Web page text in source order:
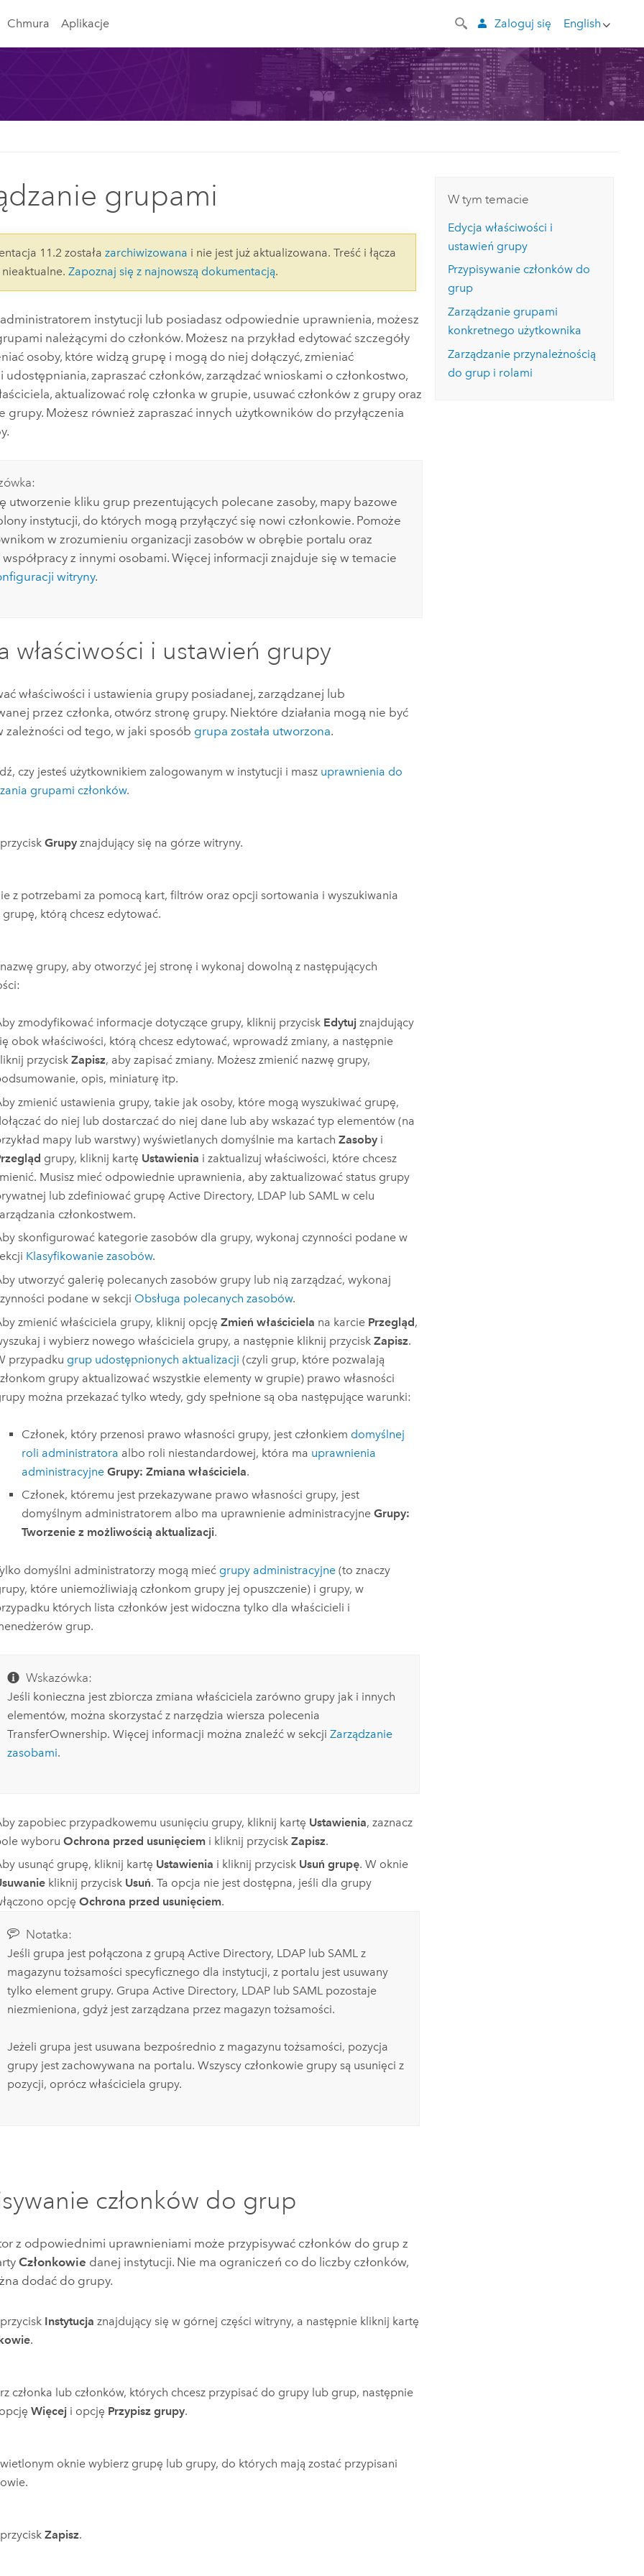
Chmura Aplikacje English
Zaloguj się
grupami
11.2 zostałazarchiwizowana i nie jest już aktualizowana. Treść i łącza
nieaktualne.Zapoznaj się z najnowszą dokumentacją.
instytucji lub posiadasz odpowiednie uprawnienia, możesz
należącymi do członków. Możesz na przykład edytować szczegóły
osoby, które widzą grupę i mogą do niej dołączyć, zmieniać
udostępniania, zapraszać członków, zarządzać wnioskami o członkostwo,
aktualizować rolę członka w grupie, usuwać członków z grupy oraz
grupy. Możesz również zapraszać innych użytkowników do przyłączenia
utworzenie kliku grup prezentujących polecane zasoby, mapy bazowe
instytucji, do których mogą przyłączyć się nowi członkowie. Pomoże
w zrozumieniu organizacji zasobów w obrębie portalu oraz
z innymi osobami. Więcej informacji znajduje się w temacie
witryny.
właściwości i ustawień grupy
właściwości i ustawienia grupy posiadanej, zarządzanej lub
przez członka, otwórz stronę grupy. Niektóre działania mogą nie być
zależności od tego, w jaki sposób grupa została utworzona.
czy jesteś użytkownikiem zalogowanym w instytucji i masz uprawnienia do
grupami członków.
Grupy znajdujący się na górze witryny.
z potrzebami za pomocą kart, filtrów oraz opcji sortowania i wyszukiwania
grupę, którą chcesz edytować.
grupy, aby otworzyć jej stronę i wykonaj dowolną z następujących
zmodyfikować informacje dotyczące grupy, kliknij przycisk Edytujznajdujący
obok właściwości, którą chcesz edytować, wprowadź zmiany, a następnie
przycisk Zapisz, aby zapisać zmiany. Możesz zmienić nazwę grupy,
opis, miniaturę itp.
zmienić ustawienia grupy, takie jak osoby, które mogą wyszukiwać grupę,
do niej lub dostarczać do niej dane lub aby wskazać typ elementów (na
mapy lub warstwy) wyświetlanych domyślnie ma kartach Zasobyi
grupy, kliknij kartę Ustawienia i zaktualizuj właściwości, które chcesz
Musisz mieć odpowiednie uprawnienia, aby zaktualizować status grupy
lub zdefiniować grupę Active Directory, LDAP lub SAML w celu
członkostwem.
skonfigurować kategorie zasobów dla grupy, wykonaj czynności podane w
Klasyfikowanie zasobów.
utworzyć galerię polecanych zasobów grupy lub nią zarządzać, wykonaj
podane w sekcji Obsługa polecanych zasobów.
zmienić właściciela grupy, kliknij opcję Zmień właściciela na karcie Przegląd,
i wybierz nowego właściciela grupy, a następnie kliknij przycisk Zapisz.
przypadku grup udostępnionych aktualizacji (czyli grup, które pozwalają
grupy aktualizować wszystkie elementy w grupie) prawo własności
można przekazać tylko wtedy, gdy spełnione są oba następujące warunki:
Członek, który przenosi prawo własności grupy, jest członkiem domyślnej
roli administratora albo roli niestandardowej, która ma uprawnienia
administracyjne Grupy: Zmiana właściciela.
Członek, któremu jest przekazywane prawo własności grupy, jest
domyślnym administratorem albo ma uprawnienie administracyjneGrupy:
Tworzenie z możliwością aktualizacji.
domyślni administratorzy mogą mieć grupy administracyjne(to znaczy
które uniemożliwiają członkom grupy jej opuszczenie) i grupy, w
których lista członków jest widoczna tylko dla właścicieli i
grup.
Wskazówka:
Jeśli konieczna jest zbiorcza zmiana właściciela zarówno grupy jak i innych
elementów, można skorzystać z narzędzia wiersza polecenia
TransferOwnership. Więcej informacji można znaleźć w sekcjiZarządzanie
zasobami.
zapobiec przypadkowemu usunięciu grupy, kliknij kartę Ustawienia, zaznacz
wyboru Ochrona przed usunięciemi kliknij przycisk Zapisz.
usunąć grupę, kliknij kartę Ustawienia i kliknij przycisk Usuń grupę. W oknie
kliknij przycisk Usuń. Ta opcja nie jest dostępna, jeśli dla grupy
opcję Ochrona przed usunięciem.
Notatka:
Jeśli grupa jest połączona z grupąActive Directory, LDAP lub SAML z
magazynu tożsamości specyficznego dla instytucji, z portalu jest usuwany
tylko element grupy. GrupaActive Directory, LDAP lub SAML pozostaje
niezmieniona, gdyż jest zarządzana przez magazyn tożsamości.
Jeżeli grupa jest usuwana bezpośrednio z magazynu tożsamości, pozycja
grupy jest zachowywana na portalu. Wszyscy członkowie grupy są usunięci z
pozycji, oprócz właściciela grupy.
członków do grup
z odpowiednimi uprawnieniami może przypisywać członków do grup z
Członkowie danej instytucji. Nie ma ograniczeń co do liczby członków,
dodać do grupy.
Instytucja znajdujący się w górnej części witryny, a następnie kliknij kartę
.
członka lub członków, których chcesz przypisać do grupy lub grup, następnie
Więcej i opcję Przypisz grupy.
oknie wybierz grupę lub grupy, do których mają zostać przypisani
Zapisz.
W tym temacie
Edycja właściwości i
ustawień grupy
Przypisywanie członków do
grup
Zarządzanie grupami
konkretnego użytkownika
Zarządzanie przynależnością
do grup i rolami